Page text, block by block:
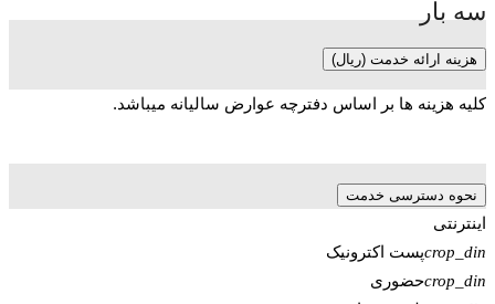
سه بار
هزینه ارائه خدمت (ریال)
کلیه هزینه ها بر اساس دفترچه عوارض سالیانه میباشد.
نحوه دسترسی خدمت
اینترنتی
crop_dinپست اکترونیک
crop_dinحضوری